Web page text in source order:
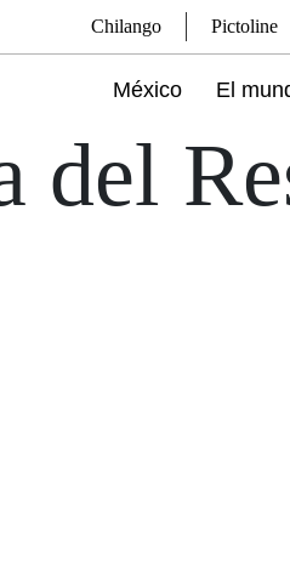
Chilango Pictoline
México El
del